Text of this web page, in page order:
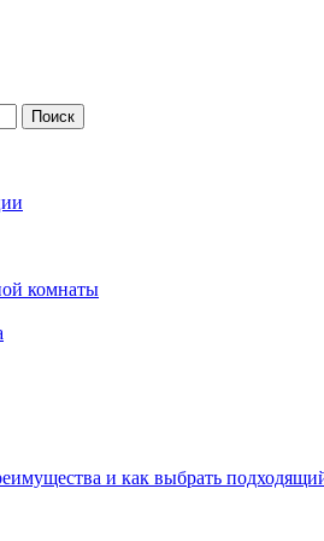
комнаты
и как выбрать